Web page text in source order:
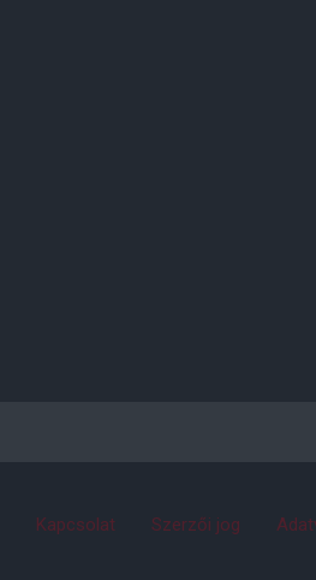
Kapcsolat Szerzői jog